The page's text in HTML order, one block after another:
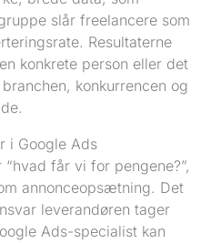
slår freelancere som
Resultaterne
konkrete person eller det
konkurrencen og
i Google Ads
får vi for pengene?”,
annonceopsætning. Det
leverandøren tager
Ads-specialist kan